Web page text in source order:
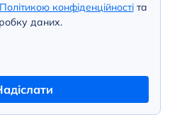
Політикою конфіденційностіта
даних.